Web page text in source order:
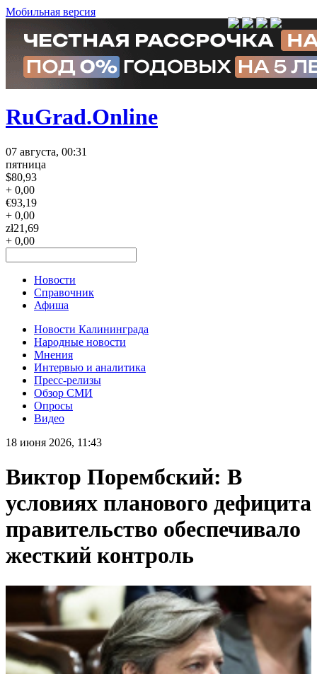
Мобильная версия
RuGrad.Online
07 августа, 00:31
пятница
$80,93
+ 0,00
€93,19
+ 0,00
zł21,69
+ 0,00
Новости
Справочник
Афиша
Новости Калининграда
Народные новости
Мнения
Интервью и аналитика
Пресс-релизы
Обзор СМИ
Опросы
Видео
18 июня 2026, 11:43
Виктор Порембский: В
условиях планового дефицита
правительство обеспечивало
жесткий контроль